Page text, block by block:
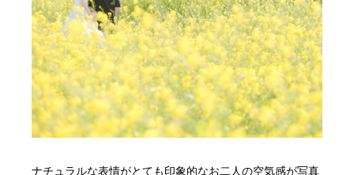
ナチュラルな表情がとても印象的なお二人の空気感が写真